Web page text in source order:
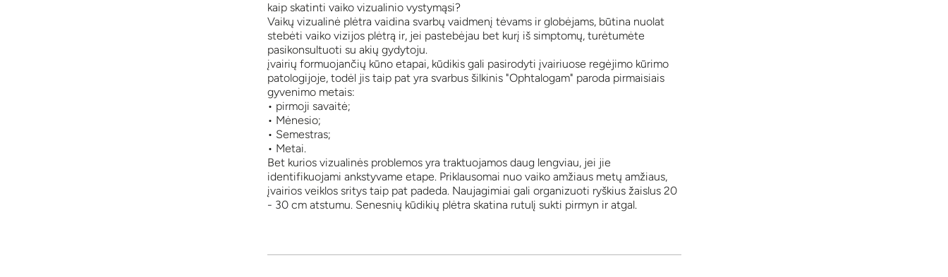
kaip skatinti vaiko vizualinio vystymąsi?
Vaikų vizualinė plėtra vaidina svarbų vaidmenį tėvams ir globėjams, būtina nuolat
stebėti vaiko vizijos plėtrą ir, jei pastebėjau bet kurį iš simptomų, turėtumėte
pasikonsultuoti su akių gydytoju.
įvairių formuojančių kūno etapai, kūdikis gali pasirodyti įvairiuose regėjimo kūrimo
patologijoje, todėl jis taip pat yra svarbus šilkinis "Ophtalogam" paroda pirmaisiais
gyvenimo metais:
• pirmoji savaitė;
• Mėnesio;
• Semestras;
• Metai.
Bet kurios vizualinės problemos yra traktuojamos daug lengviau, jei jie
identifikuojami ankstyvame etape. Priklausomai nuo vaiko amžiaus metų amžiaus,
įvairios veiklos sritys taip pat padeda. Naujagimiai gali organizuoti ryškius žaislus 20
- 30 cm atstumu. Senesnių kūdikių plėtra skatina rutulį sukti pirmyn ir atgal.